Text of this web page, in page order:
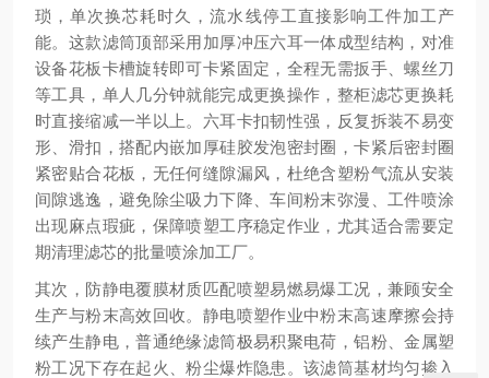
琐，单次换芯耗时久，流水线停工直接影响工件加工产
能。这款滤筒顶部采用加厚冲压六耳一体成型结构，对准
设备花板卡槽旋转即可卡紧固定，全程无需扳手、螺丝刀
等工具，单人几分钟就能完成更换操作，整柜滤芯更换耗
时直接缩减一半以上。六耳卡扣韧性强，反复拆装不易变
形、滑扣，搭配内嵌加厚硅胶发泡密封圈，卡紧后密封圈
紧密贴合花板，无任何缝隙漏风，杜绝含塑粉气流从安装
间隙逃逸，避免除尘吸力下降、车间粉末弥漫、工件喷涂
出现麻点瑕疵，保障喷塑工序稳定作业，尤其适合需要定
期清理滤芯的批量喷涂加工厂。
其次，防静电覆膜材质匹配喷塑易燃易爆工况，兼顾安全
生产与粉末高效回收。静电喷塑作业中粉末高速摩擦会持
续产生静电，普通绝缘滤筒极易积聚电荷，铝粉、金属塑
粉工况下存在起火、粉尘爆炸隐患。该滤筒基材均匀掺入